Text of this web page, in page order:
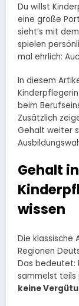
Du willst
eine große
sieht’s mit
spielen
mal ehrlich:
In diesem
beim
Zusätzlich
Gehalt weiter
Gehalt
wissen
Die klassische
Regionen
Das bedeutet:
sammelst teils
keine